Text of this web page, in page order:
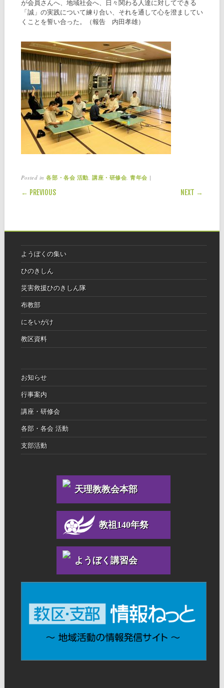
が会員さんへ、地域社会へ、日々関わる人達に対してできる
「誠」の実践について練り合い、それを通して心を澄ましてい
くことを誓い合った。（報告 内田孝雄）
Posted in各部・各会 活動, 講座・研修会,青年会 |
POST NAVIGATION
← PREVIOUS NEXT →
ようぼくの集い
ひのきしん
災害救援ひのきしん隊
布教部
にをいがけ
教区資料
お知らせ
行事案内
講座・研修会
各部・各会 活動
支部活動
天理教教会本部
教祖140年祭
ようぼく講習会